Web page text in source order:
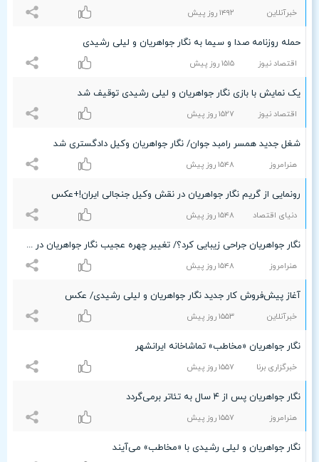
خبرآنلاین ۱۴٩۲ روز پیش
حمله روزنامه صدا و سیما به نگار جواهریان و لیلی رشیدی
اقتصاد نیوز ۱۵۱۵ روز پیش
یک نمایش با بازی نگار جواهریان و لیلی رشیدی توقیف شد
اقتصاد نیوز ۱۵۲۷ روز پیش
شغل جدید همسر رامبد جوان/ نگار جواهریان وکیل دادگستری شد
هنرامروز ۱۵۴۸ روز پیش
رونمایی از گریم نگار جواهریان در نقش وکیل جنجالی ایران!+عکس
دنیای اقتصاد ۱۵۴۸ روز پیش
نگار جواهریان جراحی زیبایی کرد؟/ تغییر چهره عجیب نگار جواهریان در مهمانی خصوصی
هنرامروز ۱۵۴۸ روز پیش
آغاز پیش‌فروش کار جدید نگار جواهریان و لیلی رشیدی/ عکس
خبرآنلاین ۱۵۵٣ روز پیش
نگار جواهریان «مخاطب» تماشاخانه ایرانشهر
خبرگزاری برنا ۱۵۵۷ روز پیش
نگار جواهریان پس از ۴ سال به تئاتر برمی‌گردد
هنرامروز ۱۵۵۷ روز پیش
نگار جواهریان و لیلی رشیدی با «مخاطب» می‌آیند